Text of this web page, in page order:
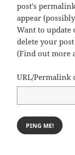
post's
appear
Want to update
delete your
(Find out more
URL/Permalink